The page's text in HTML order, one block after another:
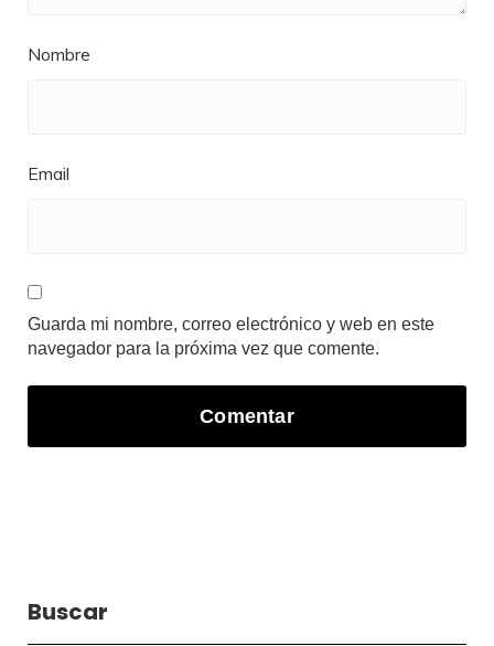
Nombre
Email
Guarda mi nombre, correo electrónico y web en este
navegador para la próxima vez que comente.
Buscar